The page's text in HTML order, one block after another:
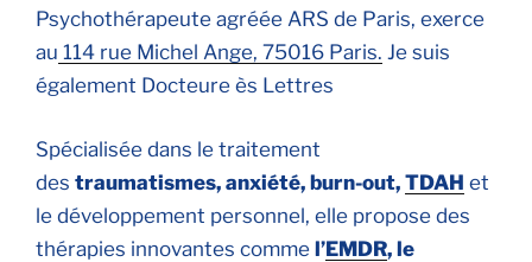
Psychothérapeute agréée ARS de Paris, exerce
au 114 rue Michel Ange, 75016 Paris. Je suis
également Docteure ès Lettres
Spécialisée dans le traitement
des traumatismes, anxiété, burn-out, TDAH et
le développement personnel, elle propose des
thérapies innovantes comme l’EMDR, le